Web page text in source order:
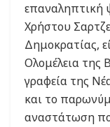
επαναληπτική
Χρήστου
Δημοκρατίας,
Ολομέλεια της
γραφεία της
και το
αναστάτωση